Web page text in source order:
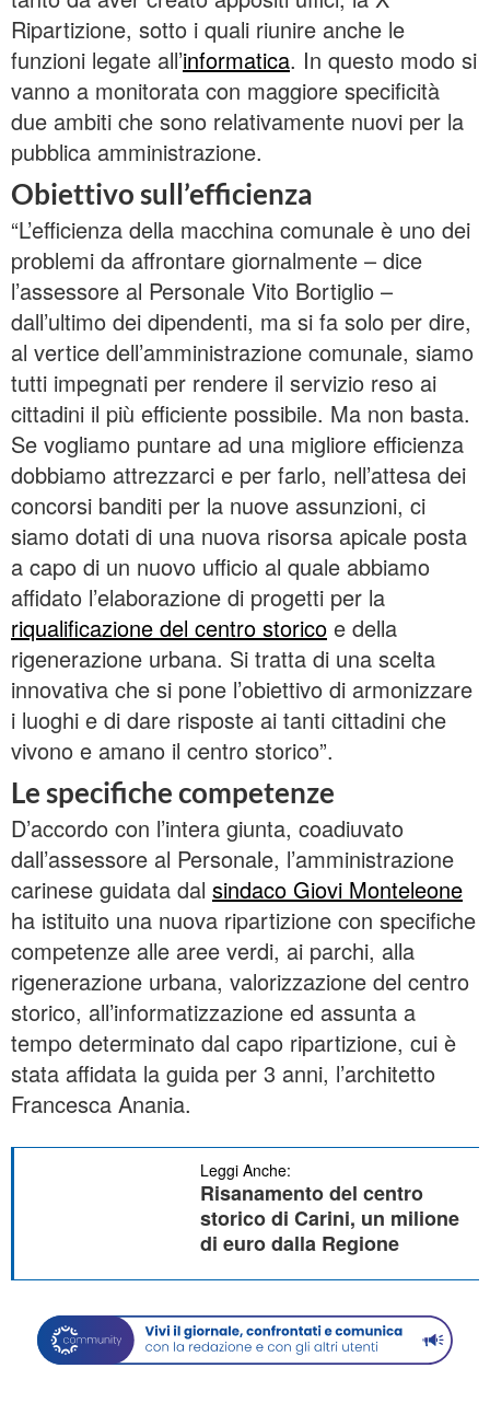
Ripartizione, sotto i quali riunire anche le
funzioni legate all’informatica. In questo modo si
vanno a monitorata con maggiore specificità
due ambiti che sono relativamente nuovi per la
pubblica amministrazione.
Obiettivo sull’efficienza
“L’efficienza della macchina comunale è uno dei
problemi da affrontare giornalmente – dice
l’assessore al Personale Vito Bortiglio –
dall’ultimo dei dipendenti, ma si fa solo per dire,
al vertice dell’amministrazione comunale, siamo
tutti impegnati per rendere il servizio reso ai
cittadini il più efficiente possibile. Ma non basta.
Se vogliamo puntare ad una migliore efficienza
dobbiamo attrezzarci e per farlo, nell’attesa dei
concorsi banditi per la nuove assunzioni, ci
siamo dotati di una nuova risorsa apicale posta
a capo di un nuovo ufficio al quale abbiamo
affidato l’elaborazione di progetti per la
riqualificazione del centro storico e della
rigenerazione urbana. Si tratta di una scelta
innovativa che si pone l’obiettivo di armonizzare
i luoghi e di dare risposte ai tanti cittadini che
vivono e amano il centro storico”.
Le specifiche competenze
D’accordo con l’intera giunta, coadiuvato
dall’assessore al Personale, l’amministrazione
carinese guidata dal sindaco Giovi Monteleone
ha istituito una nuova ripartizione con specifiche
competenze alle aree verdi, ai parchi, alla
rigenerazione urbana, valorizzazione del centro
storico, all’informatizzazione ed assunta a
tempo determinato dal capo ripartizione, cui è
stata affidata la guida per 3 anni, l’architetto
Francesca Anania.
Leggi Anche:
Risanamento del centro
storico di Carini, un milione
di euro dalla Regione